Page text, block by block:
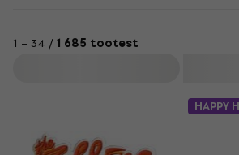
1 – 34 /1 685 tootest
HAPPY